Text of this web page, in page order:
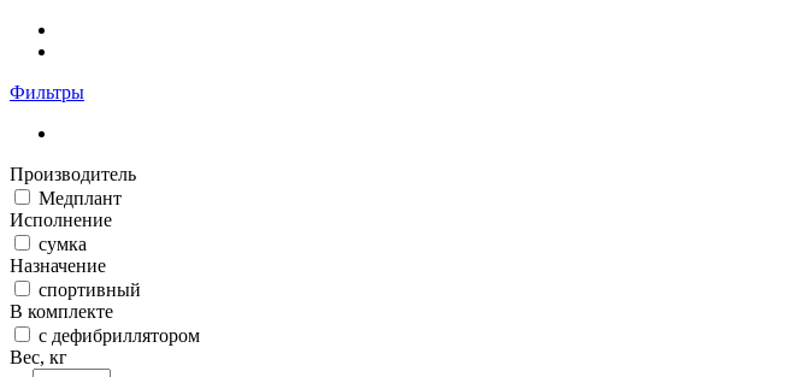
Фильтры
Производитель
Медплант
Исполнение
сумка
Назначение
спортивный
В комплекте
с дефибриллятором
Вес, кг